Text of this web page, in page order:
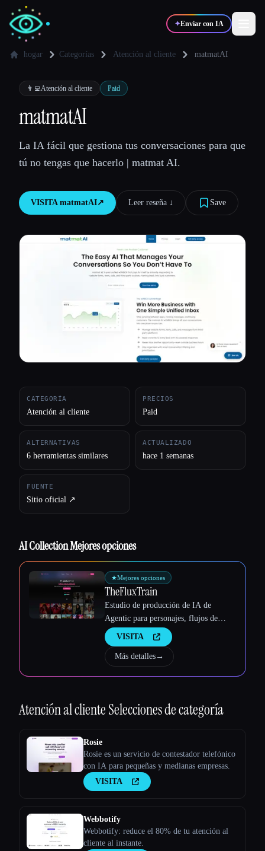
✦Enviar con IA
✍️Escritores
💻
🎓Estudiantes 🎬Creadores
Comparar herramientas
hogar Categorías Atención al cliente matmatAI
👨‍💻Atención al cliente Paid
matmatAI
La IA fácil que gestiona tus conversaciones para que
tú no tengas que hacerlo | matmat AI.
VISITA matmatAI↗︎ Leer reseña ↓︎ Save
CATEGORÍA
Atención al cliente
PRECIOS
Paid
ALTERNATIVAS
6 herramientas similares
ACTUALIZADO
hace 1 semanas
FUENTE
Sitio oficial ↗︎
AI Collection Mejores opciones
★Mejores opciones
TheFluxTrain
Estudio de producción de IA de
Agentic para personajes, flujos de
trabajo y vídeos coherentes
VISITA
Más detalles→
Atención al clienteSelecciones de categoría
Rosie
Rosie es un servicio de contestador telefónico
con IA para pequeñas y medianas empresas.
VISITA
Webbotify
Webbotify: reduce el 80% de tu atención al
cliente al instante.